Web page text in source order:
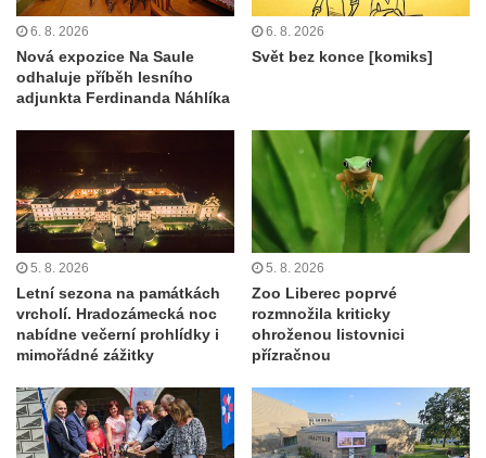
6. 8. 2026
Nová expozice Na Saule
odhaluje příběh lesního
adjunkta Ferdinanda Náhlíka
6. 8. 2026
Svět bez konce [komiks]
5. 8. 2026
Letní sezona na památkách
vrcholí. Hradozámecká noc
nabídne večerní prohlídky i
mimořádné zážitky
5. 8. 2026
Zoo Liberec poprvé
rozmnožila kriticky
ohroženou listovnici
přízračnou